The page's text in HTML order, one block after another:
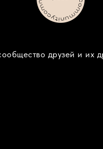
друзей и их